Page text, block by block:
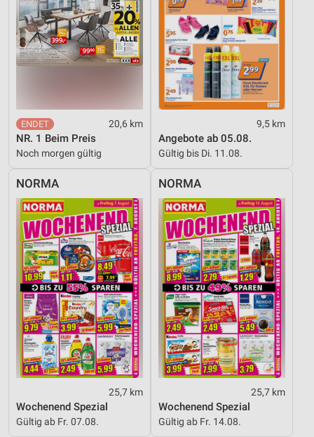
20,6 km
NR. 1 Beim Preis
Noch morgen gültig
9,5 km
Angebote ab 05.08.
Gültig bis Di. 11.08.
NORMA
25,7 km
Wochenend Spezial
Gültig ab Fr. 07.08.
NORMA
25,7 km
Wochenend Spezial
Gültig ab Fr. 14.08.